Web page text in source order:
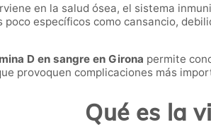
en la salud ósea, el sistema
poco específicos como cansancio,
D en sangre en Girona permite
provoquen complicaciones más
Qué es la